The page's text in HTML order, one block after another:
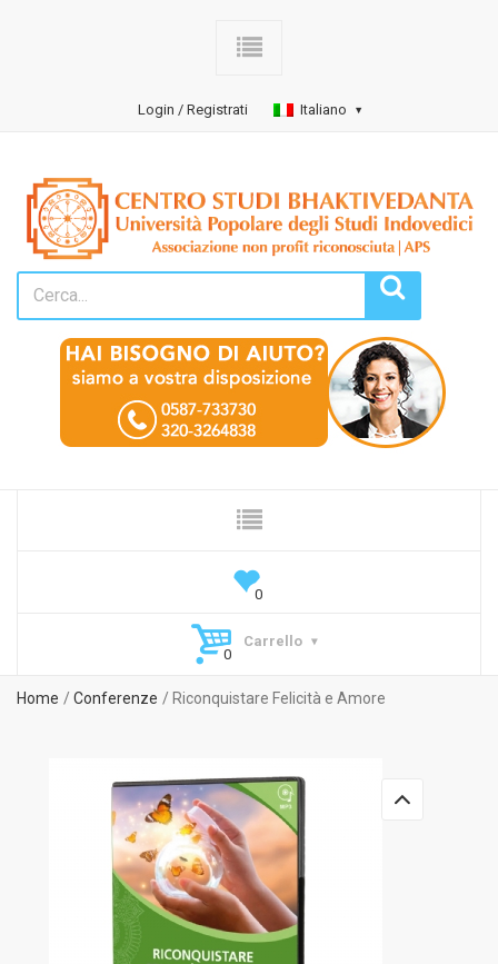
Login / Registrati Italiano
Carrello
Home Conferenze Riconquistare Felicità e Amore